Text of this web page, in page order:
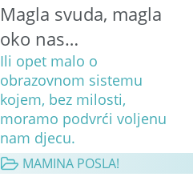
Magla svuda, magla
oko nas…
Ili opet malo o
obrazovnom sistemu
kojem, bez milosti,
moramo podvrći voljenu
nam djecu.
MAMINA POSLA!